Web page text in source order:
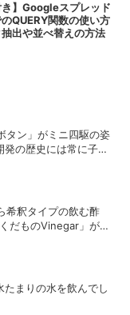
き】Googleスプレッド
QUERY関数の使い方
抽出や並べ替えの方法
タン」がミニ四駆の姿
の歴史には常に子ど
希釈タイプの飲む酢
だものVinegar」が登
たまりの水を飲んでし